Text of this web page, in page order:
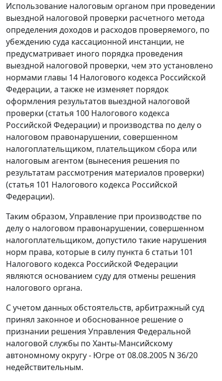
Использование налоговым органом при проведении
выездной налоговой проверки расчетного метода
определения доходов и расходов проверяемого, по
убеждению суда кассационной инстанции, не
предусматривает иного порядка проведения
выездной налоговой проверки, чем это установлено
нормами главы 14 Налогового кодекса Российской
Федерации, а также не изменяет порядок
оформления результатов выездной налоговой
проверки (статья 100 Налогового кодекса
Российской Федерации) и производства по делу о
налоговом правонарушении, совершенном
налогоплательщиком, плательщиком сбора или
налоговым агентом (вынесения решения по
результатам рассмотрения материалов проверки)
(статья 101 Налогового кодекса Российской
Федерации).
Таким образом, Управление при производстве по
делу о налоговом правонарушении, совершенном
налогоплательщиком, допустило такие нарушения
норм права, которые в силу пункта 6 статьи 101
Налогового кодекса Российской Федерации
являются основанием суду для отмены решения
налогового органа.
С учетом данных обстоятельств, арбитражный суд
принял законное и обоснованное решение о
признании решения Управления Федеральной
налоговой службы по Ханты-Мансийскому
автономному округу - Югре от 08.08.2005 N 36/20
недействительным.